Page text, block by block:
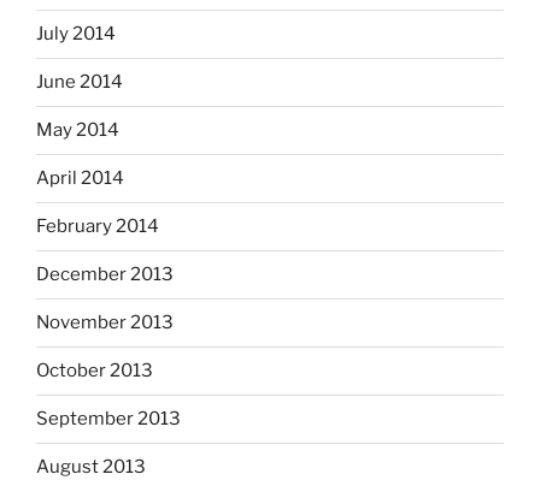
July 2014
June 2014
May 2014
April 2014
February 2014
December 2013
November 2013
October 2013
September 2013
August 2013